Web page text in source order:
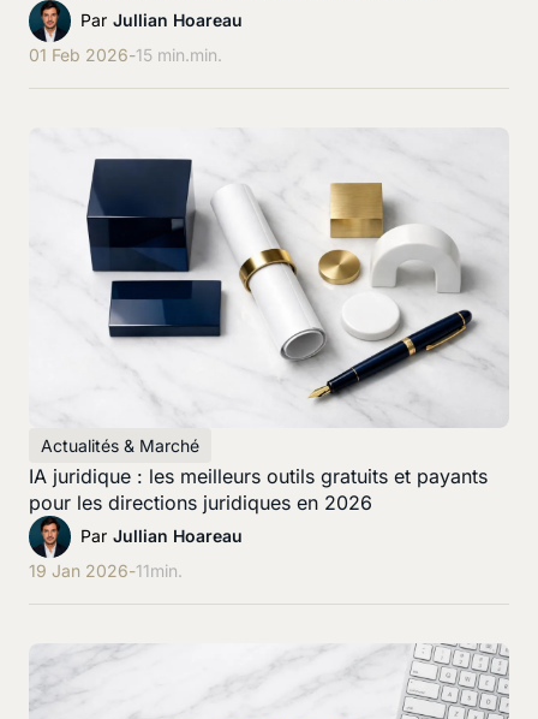
Par Jullian Hoareau
01 Feb 2026-15 min.min.
Actualités & Marché
IA juridique : les meilleurs outils gratuits et payants
pour les directions juridiques en 2026
Par Jullian Hoareau
19 Jan 2026-11min.